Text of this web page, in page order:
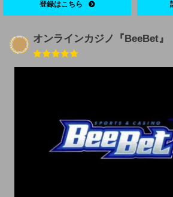
登録はこちら
オンラインカジノ『BeeBet』